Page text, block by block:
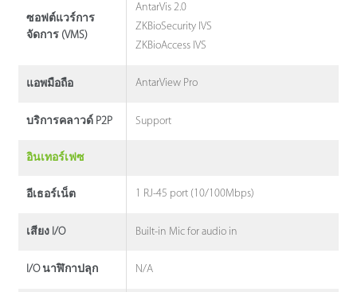
ซอฟต์แวร์การ
จัดการ (VMS)
AntarVis 2.0
ZKBioSecurity IVS
ZKBioAccess IVS
แอพมือถือ AntarView Pro
บริการคลาวด์ P2P Support
อินเทอร์เฟซ
อีเธอร์เน็ต 1 RJ-45 port (10/100Mbps)
เสียง I/O Built-in Mic for audio in
I/O นาฬิกาปลุก N/A